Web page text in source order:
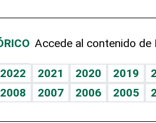
Accede al contenido de
2022 2021 2020 2019
2008 2007 2006 2005